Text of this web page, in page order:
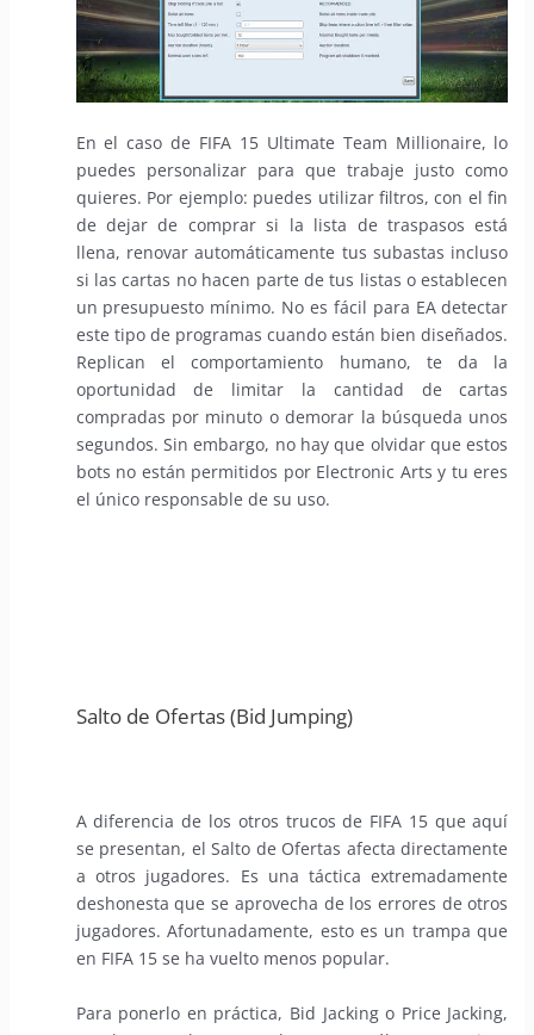
En el caso de FIFA 15 Ultimate Team Millionaire, lo
puedes personalizar para que trabaje justo como
quieres. Por ejemplo: puedes utilizar filtros, con el fin
de dejar de comprar si la lista de traspasos está
llena, renovar automáticamente tus subastas incluso
si las cartas no hacen parte de tus listas o establecen
un presupuesto mínimo. No es fácil para EA detectar
este tipo de programas cuando están bien diseñados.
Replican el comportamiento humano, te da la
oportunidad de limitar la cantidad de cartas
compradas por minuto o demorar la búsqueda unos
segundos. Sin embargo, no hay que olvidar que estos
bots no están permitidos por Electronic Arts y tu eres
el único responsable de su uso.
Salto de Ofertas (Bid Jumping)
A diferencia de los otros trucos de FIFA 15 que aquí
se presentan, el Salto de Ofertas afecta directamente
a otros jugadores. Es una táctica extremadamente
deshonesta que se aprovecha de los errores de otros
jugadores. Afortunadamente, esto es un trampa que
en FIFA 15 se ha vuelto menos popular.
Para ponerlo en práctica, Bid Jacking o Price Jacking,